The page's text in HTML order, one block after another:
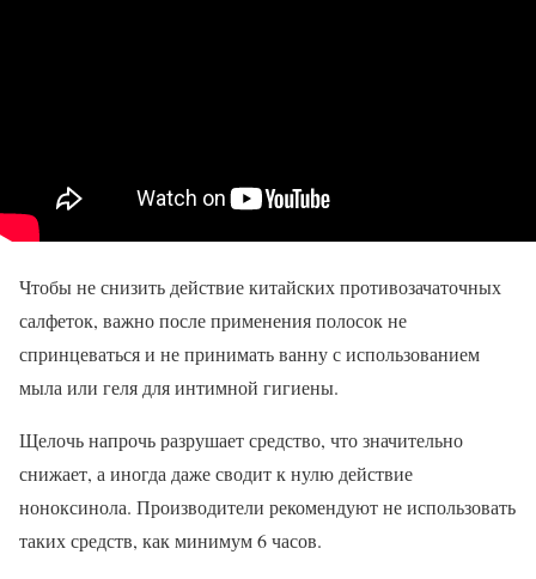
Чтобы не снизить действие китайских противозачаточных
салфеток, важно после применения полосок не
спринцеваться и не принимать ванну с использованием
мыла или геля для интимной гигиены.
Щелочь напрочь разрушает средство, что значительно
снижает, а иногда даже сводит к нулю действие
ноноксинола. Производители рекомендуют не использовать
таких средств, как минимум 6 часов.